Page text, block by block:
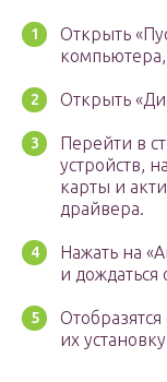
Открыть
Открыть
Перейти в
устройств,
карты и
драйвера.
Нажать на
и дождаться
их